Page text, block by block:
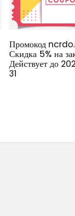
Промокод
Скидка 5% на
Действует до
31